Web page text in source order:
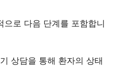
으로 다음 단계를 포함합니
상담을 통해 환자의 상태